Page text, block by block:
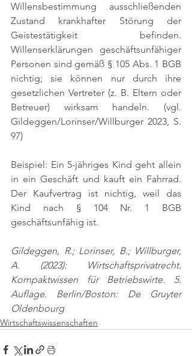
Willensbestimmung ausschließenden
Zustand krankhafter Störung der
Geistestätigkeit befinden.
Willenserklärungen geschäftsunfähiger
Personen sind gemäß § 105 Abs. 1 BGB
nichtig; sie können nur durch ihre
gesetzlichen Vertreter (z. B. Eltern oder
Betreuer) wirksam handeln. (vgl.
Gildeggen/Lorinser/Willburger 2023, S.
97)
Beispiel: Ein 5-jähriges Kind geht allein
in ein Geschäft und kauft ein Fahrrad.
Der Kaufvertrag ist nichtig, weil das
Kind nach § 104 Nr. 1 BGB
geschäftsunfähig ist.
Gildeggen, R.; Lorinser, B.; Willburger,
A. (2023): Wirtschaftsprivatrecht.
Kompaktwissen für Betriebswirte. 5.
Auflage. Berlin/Boston: De Gruyter
Oldenbourg
Wirtschaftswissenschaften